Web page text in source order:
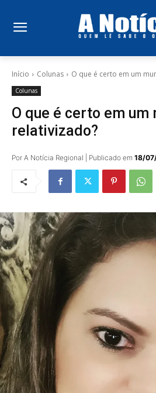
Início Colunas O que é certo em um
Colunas
O que é certo em um
relativizado?
Por A Notícia Regional | Publicado em 18/